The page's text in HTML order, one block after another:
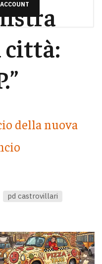
città:
della nuova
pd castrovillari